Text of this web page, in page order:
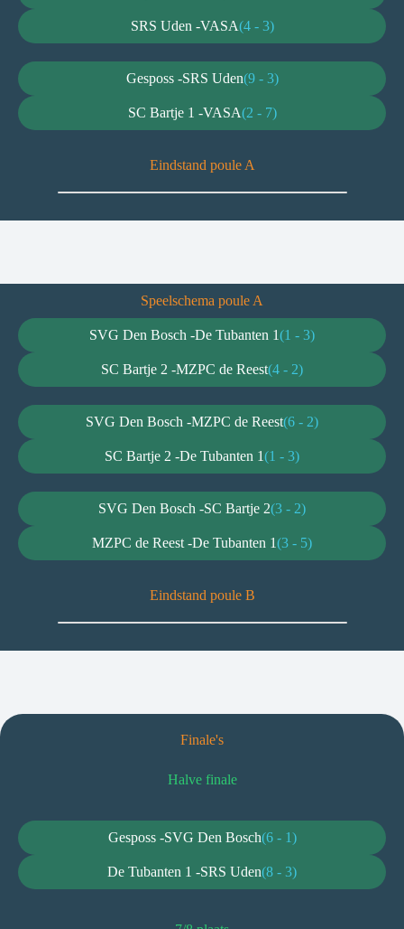
SRS Uden -VASA(4 - 3)
Gesposs -SRS Uden(9 - 3)
SC Bartje 1 -VASA(2 - 7)
Eindstand poule A
Speelschema poule A
SVG Den Bosch -De Tubanten 1(1 - 3)
SC Bartje 2 -MZPC de Reest(4 - 2)
SVG Den Bosch -MZPC de Reest(6 - 2)
SC Bartje 2 -De Tubanten 1(1 - 3)
SVG Den Bosch -SC Bartje 2(3 - 2)
MZPC de Reest -De Tubanten 1(3 - 5)
Eindstand poule B
Finale's
Halve finale
Gesposs -SVG Den Bosch(6 - 1)
De Tubanten 1 -SRS Uden(8 - 3)